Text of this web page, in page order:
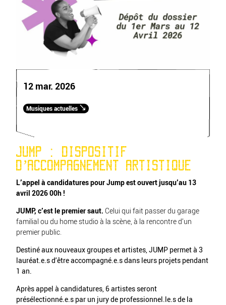
12 mar. 2026
Musiques actuelles
JUMP : DISPOSITIF
D’ACCOMPAGNEMENT ARTISTIQUE
L’appel à candidatures pour Jump est ouvert jusqu’au 13
avril 2026 00h !
JUMP, c’est le premier saut. Celui qui fait passer du garage
familial ou du home studio à la scène, à la rencontre d’un
premier public.
Destiné aux nouveaux groupes et artistes, JUMP permet à 3
lauréat.e.s d’être accompagné.e.s dans leurs projets pendant
1 an.
Après appel à candidatures, 6 artistes seront
présélectionné.e.s par un jury de professionnel.le.s de la